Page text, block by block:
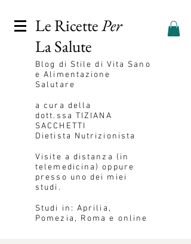
Le RicettePer
La Salute
Blog di Stile di Vita Sano
e Alimentazione
Salutare
a cura della
dott.ssa TIZIANA
SACCHETTI
Dietista Nutrizionista
Visite a distanza (in
telemedicina) oppure
presso uno dei miei
studi.
Studi in: Aprilia,
Pomezia, Roma e online